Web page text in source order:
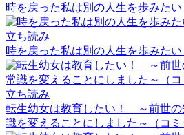
時を戻った私は別の人生を歩みた
立ち読み
時を戻った私は別の人生を歩みた
立ち読み
転生幼女は教育したい！ ～前世の
識を変えることにしました～（コ